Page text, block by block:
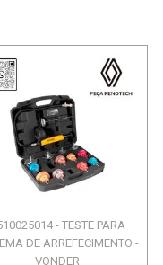
- TESTE PARA
DE ARREFECIMENTO -
VONDER